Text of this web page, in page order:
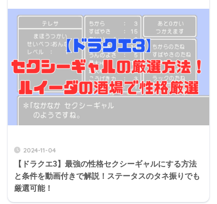
2024-11-04
【ドラクエ3】最強の性格セクシーギャルにする方法
と条件を動画付きで解説！ステータスのタネ振りでも
厳選可能！